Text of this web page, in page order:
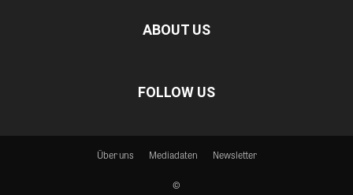
ABOUT US
FOLLOW US
Über uns Mediadaten Newsletter
©